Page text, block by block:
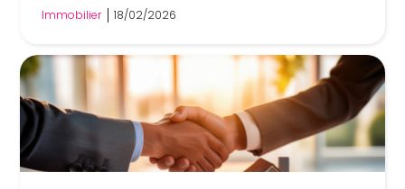
Immobilier 18/02/2026